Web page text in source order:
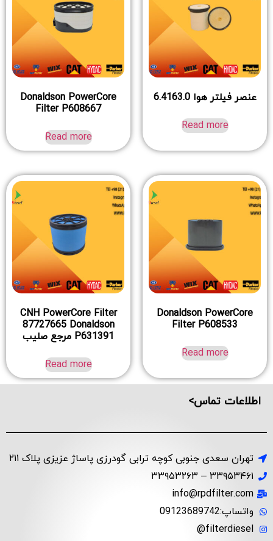
عنصر فیلتر هوا 6.4163.0
Read more
Donaldson PowerCore
Filter P608667
Read more
Donaldson PowerCore
Filter P608533
Read more
CNH PowerCore Filter
87727665 Donaldson
P631391 مرجع صلیب
Read more
اطلاعات تماس>
تهران سعدی جنوبی کوچه ترابی گودرزی پاساژ عزیزی پلاک ۲۱۱
۳۳۹۵۳۴۶۱ – ۳۳۹۵۳۲۶۳
info@rpdfilter.com
واتساپ:09123689742
filterdiesel@